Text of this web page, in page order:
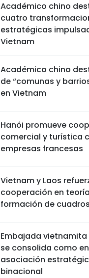
Académico chino
cuatro
estratégicas
Vietnam
Académico chino
de “comunas y
en Vietnam
Hanói promueve
comercial y turística
empresas francesas
Vietnam y Laos
cooperación en
formación de cuadros
Embajada vietnamita
se consolida como
asociación
binacional